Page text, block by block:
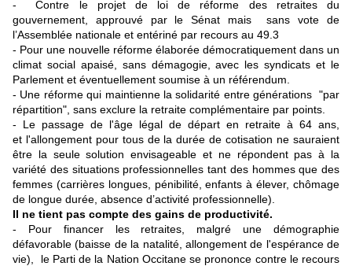
- Contre le projet de loi de réforme des retraites du
gouvernement, approuvé par le Sénat mais sans vote de
l’Assemblée nationale et entériné par recours au 49.3
- Pour une nouvelle réforme élaborée démocratiquement dans un
climat social apaisé, sans démagogie, avec les syndicats et le
Parlement et éventuellement soumise à un référendum.
- Une réforme qui maintienne la solidarité entre générations "par
répartition", sans exclure la retraite complémentaire par points.
- Le passage de l'âge légal de départ en retraite à 64 ans,
et l'allongement pour tous de la durée de cotisation ne sauraient
être la seule solution envisageable et ne répondent pas à la
variété des situations professionnelles tant des hommes que des
femmes (carrières longues, pénibilité, enfants à élever, chômage
de longue durée, absence d’activité professionnelle).
Il ne tient pas compte des gains de productivité.
- Pour financer les retraites, malgré une démographie
défavorable (baisse de la natalité, allongement de l'espérance de
vie), le Parti de la Nation Occitane se prononce contre le recours